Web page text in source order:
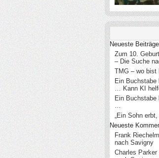
Neueste Beiträge
Zum 10.
– Die Suche
TMG – wo bist
Ein Buchstabe
… Kann KI
Ein Buchstabe
…
„Ein Sohn
Neueste
Frank
nach Savigny
Charles Parker